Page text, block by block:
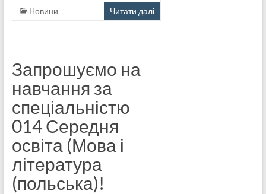
Новини Читати далі
Запрошуємо на
навчання за
спеціальністю
014 Середня
освіта (Мова і
література
(польська)!